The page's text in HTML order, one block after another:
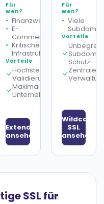
Für
wen?
Finanzwesen
E-
Commerce
Kritische
Infrastruktur
Vorteile
Höchste
Validierungsstufe
Maximales
Unternehmensvertrauen
ExtendedSSL
ansehen
Für
wen?
Viele
Vorteile
Schutz
Zentrale
Wildcard
SSL
ansehen
SSL für